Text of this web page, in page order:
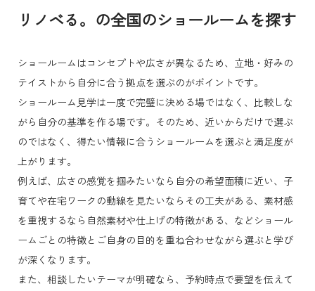
リノベる。の全国のショールームを探す
ショールームはコンセプトや広さが異なるため、立地・好みの
テイストから自分に合う拠点を選ぶのがポイントです。
ショールーム見学は一度で完璧に決める場ではなく、比較しな
がら自分の基準を作る場です。そのため、近いからだけで選ぶ
のではなく、得たい情報に合うショールームを選ぶと満足度が
上がります。
例えば、広さの感覚を掴みたいなら自分の希望面積に近い、子
育てや在宅ワークの動線を見たいならその工夫がある、素材感
を重視するなら自然素材や仕上げの特徴がある、などショール
ームごとの特徴とご自身の目的を重ね合わせながら選ぶと学び
が深くなります。
また、相談したいテーマが明確なら、予約時点で要望を伝えて